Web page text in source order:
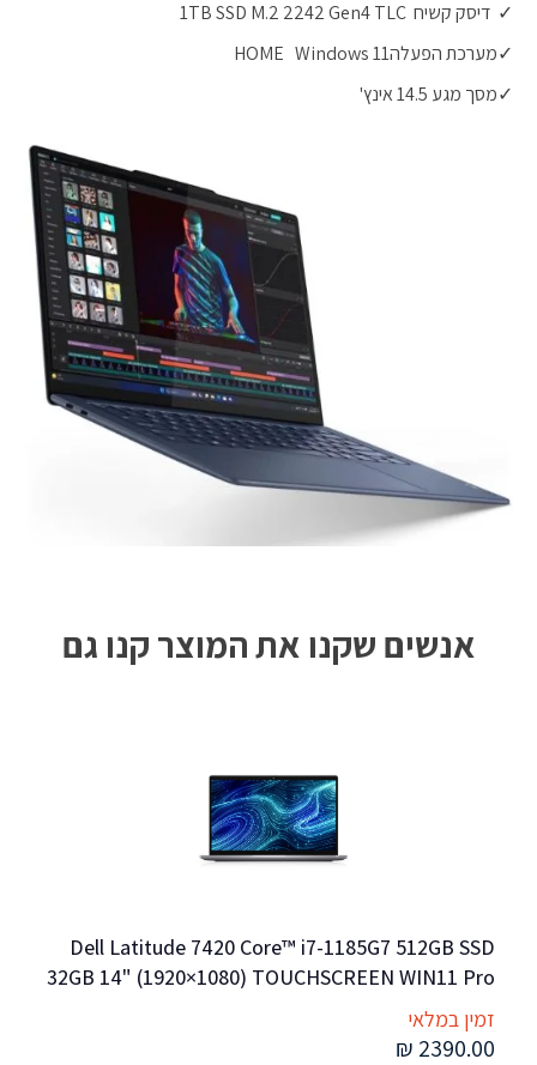
✓ דיסק קשיח 1TB SSD M.2 2242 Gen4 TLC
✓מערכת הפעלהHOME Windows 11
✓מסך מגע 14.5 אינץ'
אנשים שקנו את המוצר קנו גם
– מחשב נייד מחודש
זמין במלאי
2390.00 ₪